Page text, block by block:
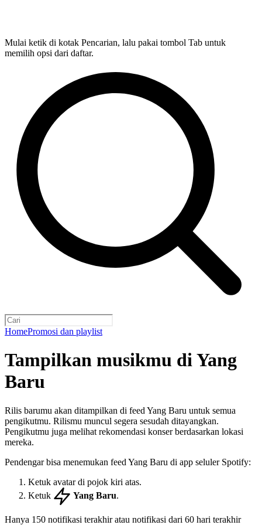
Mulai ketik di kotak Pencarian, lalu pakai tombol Tab untuk
memilih opsi dari daftar.
HomePromosi dan playlist
Tampilkan musikmu di Yang
Baru
Rilis barumu akan ditampilkan di feed Yang Baru untuk semua
pengikutmu. Rilismu muncul segera sesudah ditayangkan.
Pengikutmu juga melihat rekomendasi konser berdasarkan lokasi
mereka.
Pendengar bisa menemukan feed Yang Baru di app seluler Spotify:
Ketuk avatar di pojok kiri atas.
Ketuk
Yang Baru.
Hanya 150 notifikasi terakhir atau notifikasi dari 60 hari terakhir